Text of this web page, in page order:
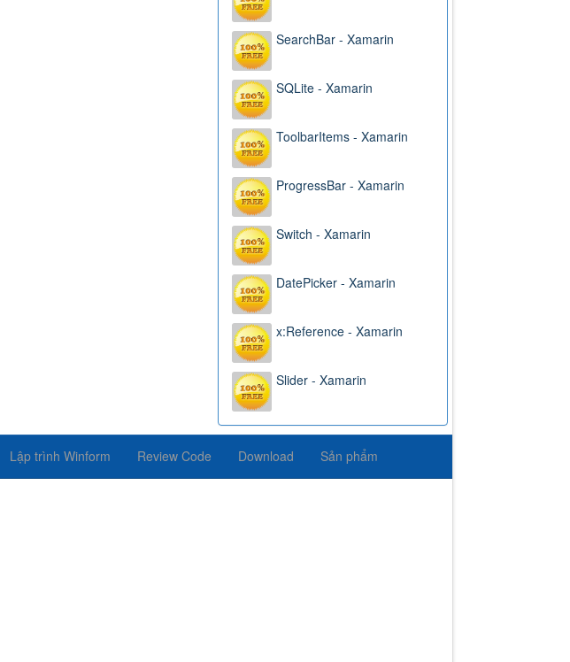
SearchBar - Xamarin
SQLite - Xamarin
ToolbarItems - Xamarin
ProgressBar - Xamarin
Switch - Xamarin
DatePicker - Xamarin
x:Reference - Xamarin
Slider - Xamarin
Lập trình Winform Review Code Download Sản phẩm